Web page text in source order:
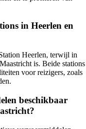
in Heerlen en
Heerlen, terwijl in
is. Beide stations
voor reizigers, zoals
beschikbaar